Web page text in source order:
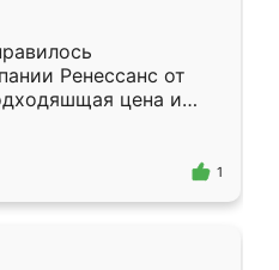
Ренессанс от
цена и
Приехавший
Владислав
самый
1